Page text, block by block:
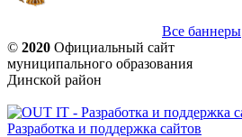
Все баннеры
© 2020 Официальный сайт
муниципального образования
Динской район
Разработка и поддержка сайтов